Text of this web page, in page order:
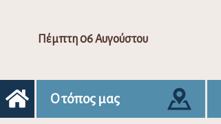
Πέμπτη 06 Αυγούστου
Ο τόπος μας